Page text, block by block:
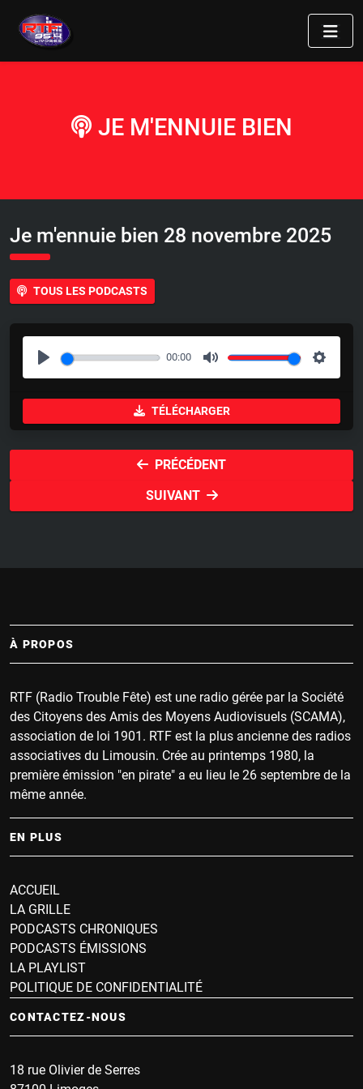
JE M'ENNUIE BIEN
Je m'ennuie bien 28 novembre 2025
TOUS LES PODCASTS
P
l
00:00
M
u
t
S
e
TÉLÉCHARGER
PRÉCÉDENT
SUIVANT
À PROPOS
RTF (Radio Trouble Fête) est une radio gérée par la Société
des Citoyens des Amis des Moyens Audiovisuels (SCAMA),
association de loi 1901. RTF est la plus ancienne des radios
associatives du Limousin. Crée au printemps 1980, la
première émission "en pirate" a eu lieu le 26 septembre de la
même année.
EN PLUS
ACCUEIL
LA GRILLE
PODCASTS CHRONIQUES
PODCASTS ÉMISSIONS
LA PLAYLIST
POLITIQUE DE CONFIDENTIALITÉ
CONTACTEZ-NOUS
18 rue Olivier de Serres